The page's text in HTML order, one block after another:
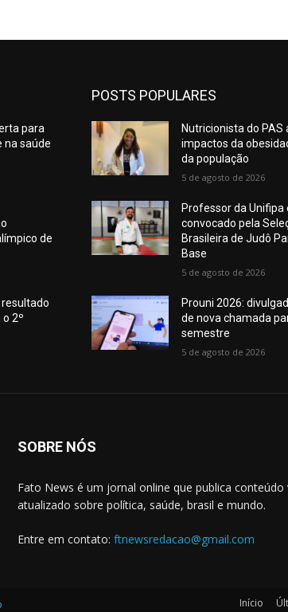
para
na saúde
de
resultado
2º
POSTS POPULARES
Nutricionista do PAS
impactos da
da população
5 de agosto de 2026
Professor da Unifipa
convocado pela
Brasileira de Judô
Base
5 de agosto de 2026
Prouni 2026:
de nova chamada
semestre
5 de agosto de 2026
SOBRE NÓS
Fato News é um jornal online que publica conteúdo
atualizado sobre política, saúde, brasil e mundo.
Entre em contato: ftnewsredacao@gmail.com
Início